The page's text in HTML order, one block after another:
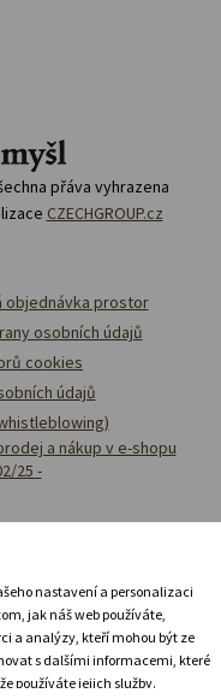
přáva vyhrazena
CZECHGROUP.cz
objednávka prostor
osobních údajů
cookies
údajů
a nákup v e-shopu
25 -
nastavení a personalizaci
jak náš web používáte,
a analýzy, kteří mohou být ze
s dalšími informacemi, které
používáte jejich služby.